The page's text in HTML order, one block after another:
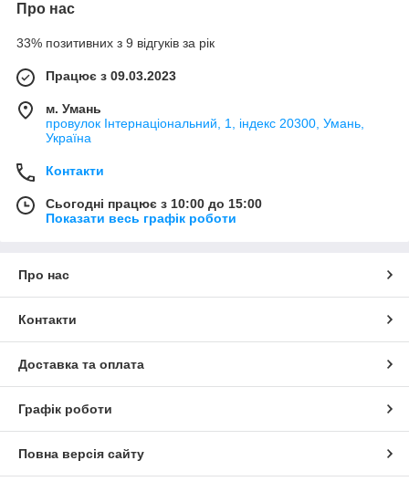
Про нас
33% позитивних з 9 відгуків за рік
Працює з 09.03.2023
м. Умань
провулок Інтернаціональний, 1, індекс 20300, Умань,
Україна
Контакти
Сьогодні працює з 10:00 до 15:00
Показати весь графік роботи
Про нас
Контакти
Доставка та оплата
Графік роботи
Повна версія сайту